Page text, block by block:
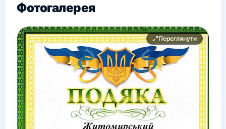
Фотогалерея
Переглянути